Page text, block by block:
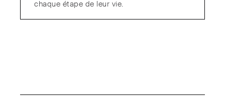
chaque étape de leur vie.